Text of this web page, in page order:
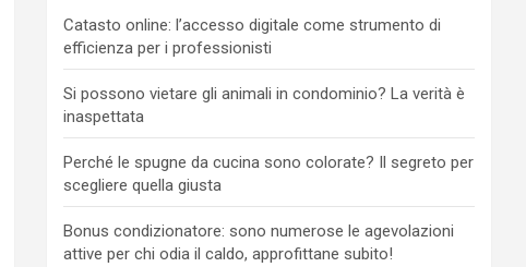
Catasto online: l’accesso digitale come strumento di
efficienza per i professionisti
Si possono vietare gli animali in condominio? La verità è
inaspettata
Perché le spugne da cucina sono colorate? Il segreto per
scegliere quella giusta
Bonus condizionatore: sono numerose le agevolazioni
attive per chi odia il caldo, approfittane subito!